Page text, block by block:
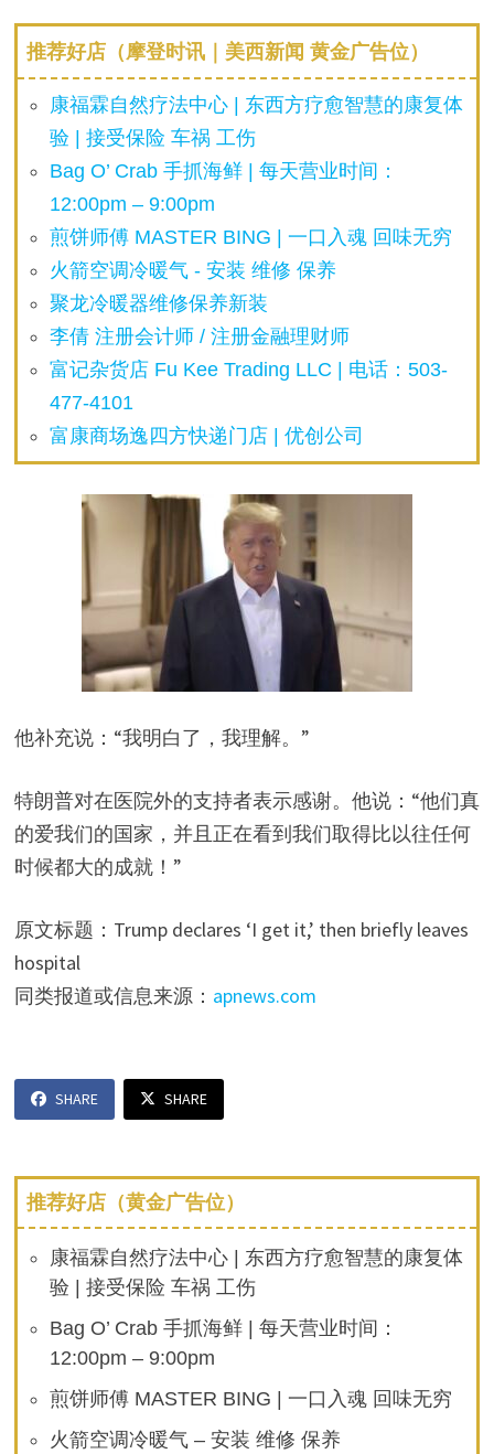
推荐好店（摩登时讯｜美西新闻 黄金广告位）
康福霖自然疗法中心 | 东西方疗愈智慧的康复体
验 | 接受保险 车祸 工伤
Bag O’ Crab 手抓海鲜 | 每天营业时间：
12:00pm – 9:00pm
煎饼师傅 MASTER BING | 一口入魂 回味无穷
火箭空调冷暖气 - 安装 维修 保养
聚龙冷暖器维修保养新装
李倩 注册会计师 / 注册金融理财师
富记杂货店 Fu Kee Trading LLC | 电话：503-
477-4101
富康商场逸四方快递门店 | 优创公司
他补充说：“我明白了，我理解。”
特朗普对在医院外的支持者表示感谢。他说：“他们真
的爱我们的国家，并且正在看到我们取得比以往任何
时候都大的成就！”
原文标题：Trump declares ‘I get it,’ then briefly leaves
hospital
同类报道或信息来源： apnews.com
SHARE SHARE
推荐好店（黄金广告位）
康福霖自然疗法中心 | 东西方疗愈智慧的康复体
验 | 接受保险 车祸 工伤
Bag O’ Crab 手抓海鲜 | 每天营业时间：
12:00pm – 9:00pm
煎饼师傅 MASTER BING | 一口入魂 回味无穷
火箭空调冷暖气 – 安装 维修 保养